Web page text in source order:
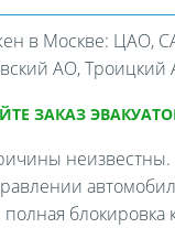
в Москве:
АО, Троицкий
ЗАКАЗ
неизвестны.
блокировка